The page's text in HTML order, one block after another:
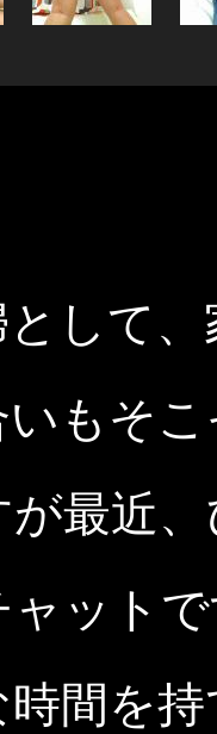
して
もそ
が最近
ット
間を